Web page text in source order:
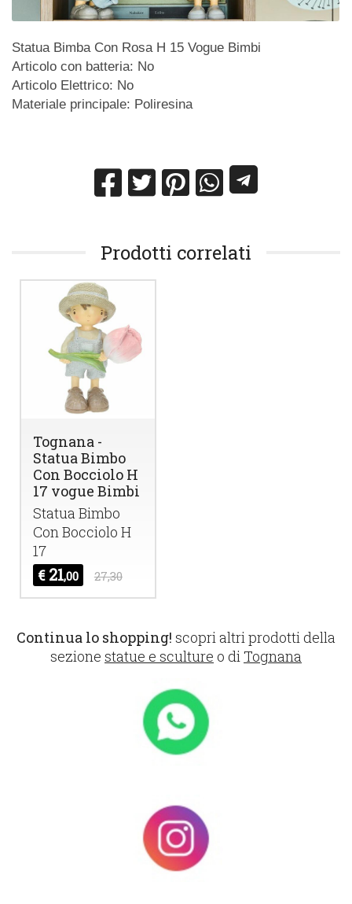
Statua Bimba Con Rosa H 15 Vogue Bimbi
Articolo con batteria: No
Articolo Elettrico: No
Materiale principale: Poliresina
Prodotti correlati
Tognana -
Statua Bimbo
Con Bocciolo H
17 vogue Bimbi
Statua Bimbo
Con Bocciolo H
17
€ 21,00 27,30
Continua lo shopping! scopri altri prodotti della
sezione statue e sculture o diTognana